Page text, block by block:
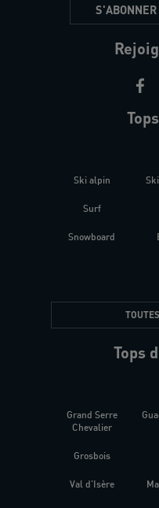
Ski alpin
Surf
Snowboard
Tops
Grand Serre
Chevalier
Grosbois
Val d'Isère